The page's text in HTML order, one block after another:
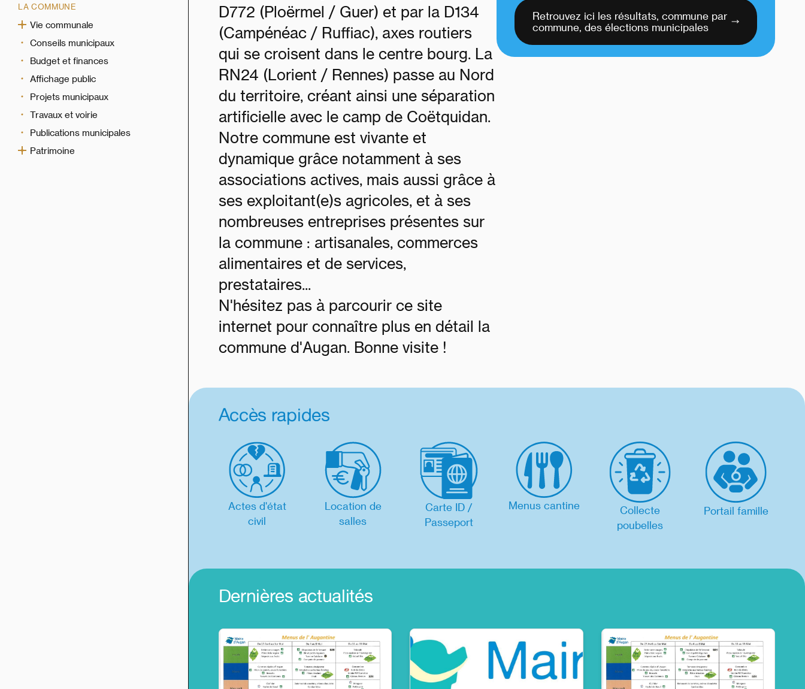
LA COMMUNE
Vie communale
Conseils municipaux
Budget et finances
Affichage public
Projets municipaux
Travaux et voirie
Publications municipales
Patrimoine
D772 (Ploërmel / Guer) et par la D134
(Campénéac / Ruffiac), axes routiers
qui se croisent dans le centre bourg. La
RN24 (Lorient / Rennes) passe au Nord
du territoire, créant ainsi une séparation
artificielle avec le camp de Coëtquidan.
Notre commune est vivante et
dynamique grâce notamment à ses
associations actives, mais aussi grâce à
ses exploitant(e)s agricoles, et à ses
nombreuses entreprises présentes sur
la commune : artisanales, commerces
alimentaires et de services,
prestataires...
N'hésitez pas à parcourir ce site
internet pour connaître plus en détail la
commune d'Augan. Bonne visite !
Retrouvez ici les résultats, commune par
commune, des élections municipales
Accès rapides
Actes d'état
civil
Location de
salles
Carte ID /
Passeport
Menus cantine
Collecte
poubelles
Portail famille
Dernières actualités